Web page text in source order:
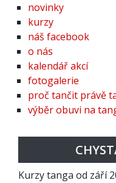
novinky
kurzy
náš facebook
o nás
kalendář akcí
fotogalerie
proč tančit právě
výběr obuvi na
Kurzy tanga od září